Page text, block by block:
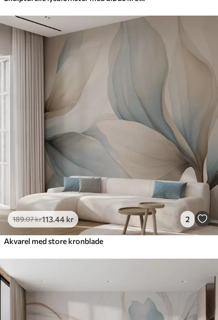
189.07kr113 .44 kr 2
Akvarel med store kronblade